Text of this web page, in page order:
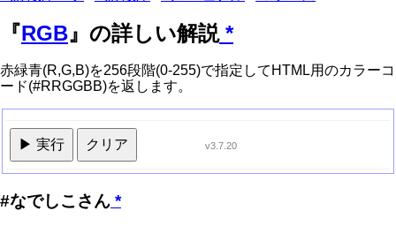
『RGB』の詳しい解説*
赤緑青(R,G,B)を256段階(0-255)で指定してHTML用のカラーコ
ード(#RRGGBB)を返します。
▶ 実行 クリア v3.7.20
#なでしこさん *